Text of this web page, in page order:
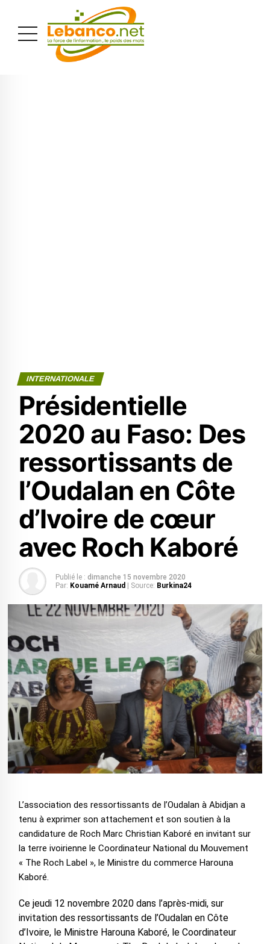
INTERNATIONALE
Présidentielle
2020 au Faso: Des
ressortissants de
l’Oudalan en Côte
d’Ivoire de cœur
avec Roch Kaboré
Publié le : dimanche 15 novembre 2020
Par: Kouamé Arnaud | Source: Burkina24
L’association des ressortissants de l’Oudalan à Abidjan a
tenu à exprimer son attachement et son soutien à la
candidature de Roch Marc Christian Kaboré en invitant sur
la terre ivoirienne le Coordinateur National du Mouvement
« The Roch Label », le Ministre du commerce Harouna
Kaboré.
Ce jeudi 12 novembre 2020 dans l’après-midi, sur
invitation des ressortissants de l’Oudalan en Côte
d’Ivoire, le Ministre Harouna Kaboré, le Coordinateur